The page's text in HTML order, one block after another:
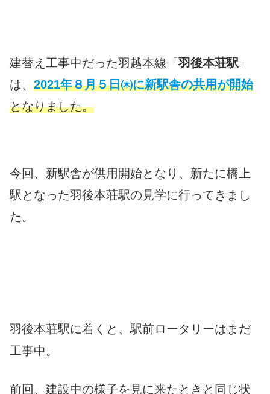
建替え工事中だった羽越本線「羽後本荘駅 」
は、 2021年８月５日㈭に新駅舎の共用が開始
となりました。
今回、新駅舎が供用開始となり、新たに橋上
駅となった羽後本荘駅の見学に行ってきまし
た。
羽後本荘駅に着くと、駅前ロータリーはまだ
工事中。
前回、建設中の様子を見に来たときと同じ状